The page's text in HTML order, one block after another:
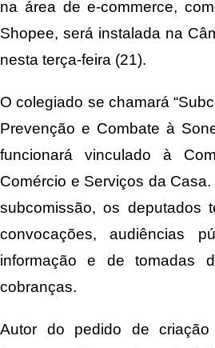
na área de e-commerce,
Shopee, será instalada na
nesta terça-feira (21).
O colegiado se chamará
Prevenção e Combate à
funcionará vinculado à
Comércio e Serviços da
subcomissão, os deputados
convocações, audiências
informação e de tomadas
cobranças.
Autor do pedido de